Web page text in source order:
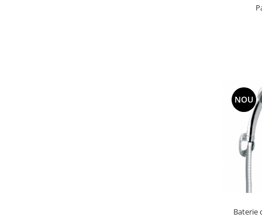
NOU
Baterie